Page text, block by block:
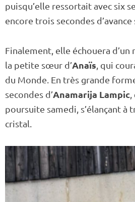
puisqu’elle ressortait avec six
encore trois secondes
Finalement, elle échouera d’un
la petite sœur d’Anaïs , qui
du Monde . En très grande
secondes d’Anamarija Lampic
poursuite samedi, s’élançant
cristal